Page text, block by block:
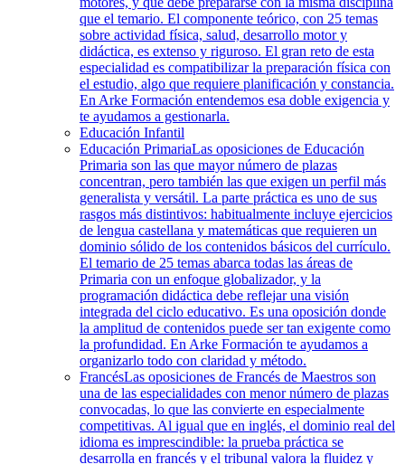
que el temario. El componente teórico, con 25 temas
sobre actividad física, salud, desarrollo motor y
didáctica, es extenso y riguroso. El gran reto de esta
especialidad es compatibilizar la preparación física con
el estudio, algo que requiere planificación y constancia.
En Arke Formación entendemos esa doble exigencia y
te ayudamos a gestionarla.
Educación Infantil
Educación PrimariaLas oposiciones de Educación
Primaria son las que mayor número de plazas
concentran, pero también las que exigen un perfil más
generalista y versátil. La parte práctica es uno de sus
rasgos más distintivos: habitualmente incluye ejercicios
de lengua castellana y matemáticas que requieren un
dominio sólido de los contenidos básicos del currículo.
El temario de 25 temas abarca todas las áreas de
Primaria con un enfoque globalizador, y la
programación didáctica debe reflejar una visión
integrada del ciclo educativo. Es una oposición donde
la amplitud de contenidos puede ser tan exigente como
la profundidad. En Arke Formación te ayudamos a
organizarlo todo con claridad y método.
FrancésLas oposiciones de Francés de Maestros son
una de las especialidades con menor número de plazas
convocadas, lo que las convierte en especialmente
competitivas. Al igual que en inglés, el dominio real del
idioma es imprescindible: la prueba práctica se
desarrolla en francés y el tribunal valora la fluidez y